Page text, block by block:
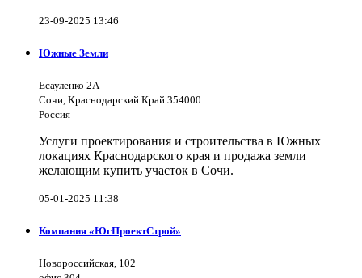
23-09-2025 13:46
Южные Земли
Есауленко 2А
Сочи, Краснодарский Край 354000
Россия
Услуги проектирования и строительства в Южных
локациях Краснодарского края и продажа земли
желающим купить участок в Сочи.
05-01-2025 11:38
Компания «ЮгПроектСтрой»
Новороссийская, 102